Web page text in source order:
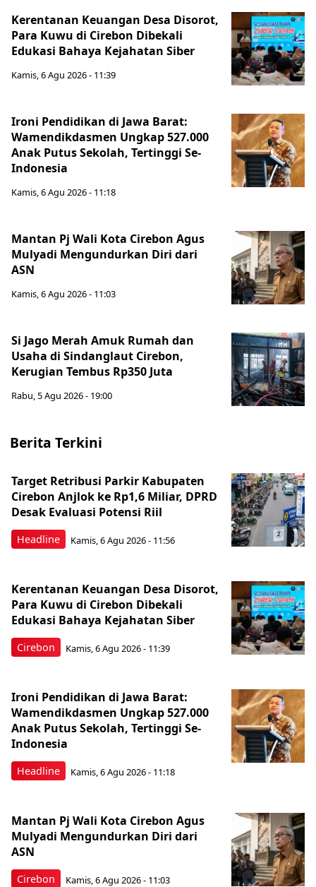
Kerentanan Keuangan Desa Disorot,
Para Kuwu di Cirebon Dibekali
Edukasi Bahaya Kejahatan Siber
Kamis, 6 Agu 2026 - 11:39
Ironi Pendidikan di Jawa Barat:
Wamendikdasmen Ungkap 527.000
Anak Putus Sekolah, Tertinggi Se-
Indonesia
Kamis, 6 Agu 2026 - 11:18
Mantan Pj Wali Kota Cirebon Agus
Mulyadi Mengundurkan Diri dari
ASN
Kamis, 6 Agu 2026 - 11:03
Si Jago Merah Amuk Rumah dan
Usaha di Sindanglaut Cirebon,
Kerugian Tembus Rp350 Juta
Rabu, 5 Agu 2026 - 19:00
Berita Terkini
Headline
Target Retribusi Parkir Kabupaten
Cirebon Anjlok ke Rp1,6 Miliar, DPRD
Desak Evaluasi Potensi Riil
Kamis, 6 Agu 2026 - 11:56
Cirebon
Kerentanan Keuangan Desa Disorot,
Para Kuwu di Cirebon Dibekali
Edukasi Bahaya Kejahatan Siber
Kamis, 6 Agu 2026 - 11:39
Headline
Ironi Pendidikan di Jawa Barat:
Wamendikdasmen Ungkap 527.000
Anak Putus Sekolah, Tertinggi Se-
Indonesia
Kamis, 6 Agu 2026 - 11:18
Cirebon
Mantan Pj Wali Kota Cirebon Agus
Mulyadi Mengundurkan Diri dari
ASN
Kamis, 6 Agu 2026 - 11:03